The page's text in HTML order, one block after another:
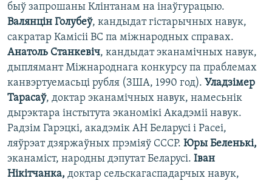
быў запрошаны Клінтанам на інаўгурацыю.
Валянцін Голубеў, кандыдат гістарычных навук,
сакратар Камісіі ВС па міжнародных справах.
Анатоль Станкевіч, кандыдат эканамічных навук,
дыплямант Міжнароднага конкурсу па праблемах
канвэртуемасьці рубля (ЗША, 1990 год). Уладзімер
Тарасаў, доктар эканамічных навук, намесьнік
дырэктара інстытута эканомікі Акадэміі навук.
Радзім Гарэцкі, акадэмік АН Беларусі і Расеі,
ляўрэат дзяржаўных прэміяў СССР. Юры Беленькі,
эканаміст, народны дэпутат Беларусі. Іван
Нікітчанка, доктар сельскагаспадарчых навук,